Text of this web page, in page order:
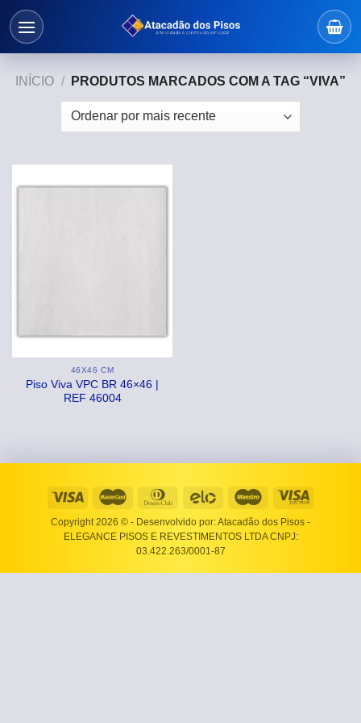
Skip
INÍCIO / PRODUTOS MARCADOS COM A TAG “VIVA”
46X46 CM
Piso Viva VPC BR 46×46 |
REF 46004
Copyright 2026 © - Desenvolvido por: Atacadão dos Pisos -
ELEGANCE PISOS E REVESTIMENTOS LTDA CNPJ:
03.422.263/0001-87